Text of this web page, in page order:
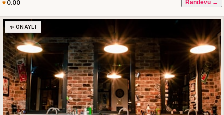
0.00 Randevu →
✨ ONAYLI